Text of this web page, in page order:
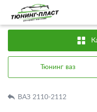
Тюнинг ваз
ВАЗ 2110-2112